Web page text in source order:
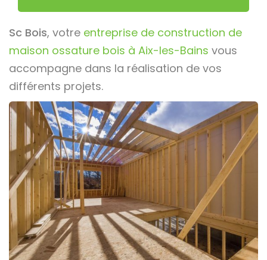
Sc Bois, votre entreprise de construction de
maison ossature bois à Aix-les-Bains vous
accompagne dans la réalisation de vos
différents projets.